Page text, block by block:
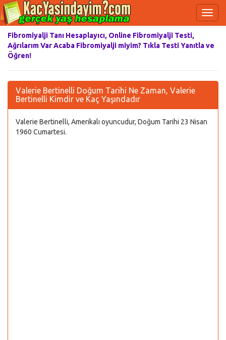
Fibromiyalji Tanı Hesaplayıcı, Online Fibromiyalji Testi,
Ağrılarım Var Acaba Fibromiyalji miyim? Tıkla Testi Yanıtla ve
Öğren!
Valerie Bertinelli Doğum Tarihi Ne Zaman, Valerie
Bertinelli Kimdir ve Kaç Yaşındadır
Valerie Bertinelli, Amerikalı oyuncudur, Doğum Tarihi 23 Nisan
1960 Cumartesi.